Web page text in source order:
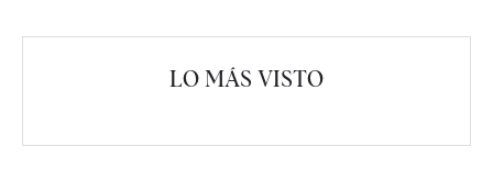
LO MÁS VISTO